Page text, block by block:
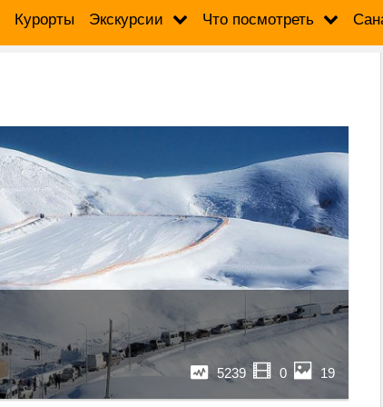
Курорты Экскурсии Что посмотреть
5239 0 19